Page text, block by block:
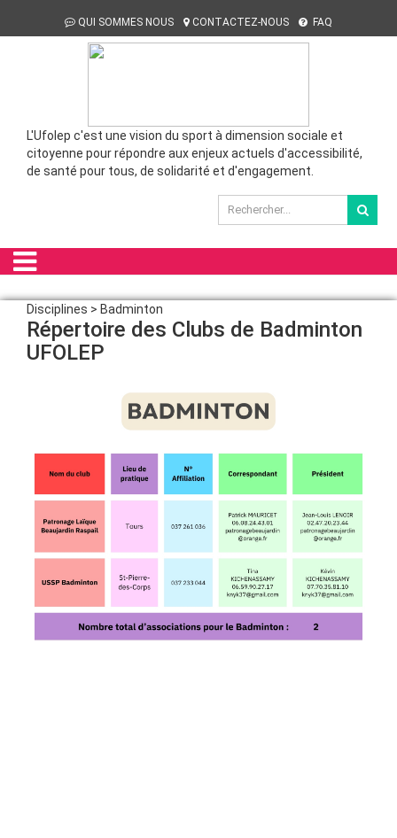
QUI SOMMES NOUS CONTACTEZ-NOUS FAQ
L'Ufolep c'est une vision du sport à dimension sociale et
citoyenne pour répondre aux enjeux actuels d'accessibilité,
de santé pour tous, de solidarité et d'engagement.
Disciplines > Badminton
Répertoire des Clubs de Badminton
UFOLEP